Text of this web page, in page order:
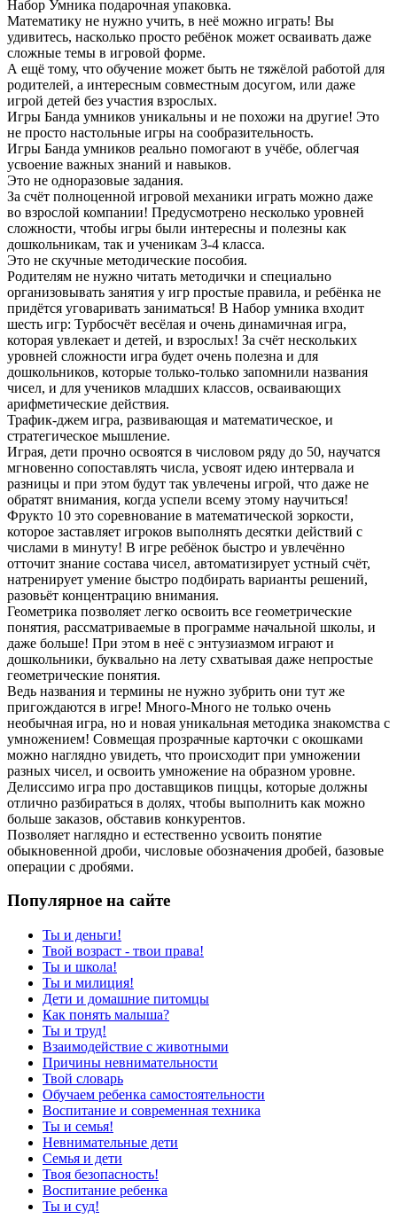
Набор Умника подарочная упаковка.
Математику не нужно учить, в неё можно играть! Вы
удивитесь, насколько просто ребёнок может осваивать даже
сложные темы в игровой форме.
А ещё тому, что обучение может быть не тяжёлой работой для
родителей, а интересным совместным досугом, или даже
игрой детей без участия взрослых.
Игры Банда умников уникальны и не похожи на другие! Это
не просто настольные игры на сообразительность.
Игры Банда умников реально помогают в учёбе, облегчая
усвоение важных знаний и навыков.
Это не одноразовые задания.
За счёт полноценной игровой механики играть можно даже
во взрослой компании! Предусмотрено несколько уровней
сложности, чтобы игры были интересны и полезны как
дошкольникам, так и ученикам 3-4 класса.
Это не скучные методические пособия.
Родителям не нужно читать методички и специально
организовывать занятия у игр простые правила, и ребёнка не
придётся уговаривать заниматься! В Набор умника входит
шесть игр: Турбосчёт весёлая и очень динамичная игра,
которая увлекает и детей, и взрослых! За счёт нескольких
уровней сложности игра будет очень полезна и для
дошкольников, которые только-только запомнили названия
чисел, и для учеников младших классов, осваивающих
арифметические действия.
Трафик-джем игра, развивающая и математическое, и
стратегическое мышление.
Играя, дети прочно освоятся в числовом ряду до 50, научатся
мгновенно сопоставлять числа, усвоят идею интервала и
разницы и при этом будут так увлечены игрой, что даже не
обратят внимания, когда успели всему этому научиться!
Фрукто 10 это соревнование в математической зоркости,
которое заставляет игроков выполнять десятки действий с
числами в минуту! В игре ребёнок быстро и увлечённо
отточит знание состава чисел, автоматизирует устный счёт,
натренирует умение быстро подбирать варианты решений,
разовьёт концентрацию внимания.
Геометрика позволяет легко освоить все геометрические
понятия, рассматриваемые в программе начальной школы, и
даже больше! При этом в неё с энтузиазмом играют и
дошкольники, буквально на лету схватывая даже непростые
геометрические понятия.
Ведь названия и термины не нужно зубрить они тут же
пригождаются в игре! Много-Много не только очень
необычная игра, но и новая уникальная методика знакомства с
умножением! Совмещая прозрачные карточки с окошками
можно наглядно увидеть, что происходит при умножении
разных чисел, и освоить умножение на образном уровне.
Делиссимо игра про доставщиков пиццы, которые должны
отлично разбираться в долях, чтобы выполнить как можно
больше заказов, обставив конкурентов.
Позволяет наглядно и естественно усвоить понятие
обыкновенной дроби, числовые обозначения дробей, базовые
операции с дробями.
Популярное на сайте
Ты и деньги!
Твой возраст - твои права!
Ты и школа!
Ты и милиция!
Дети и домашние питомцы
Как понять малыша?
Ты и труд!
Взаимодействие с животными
Причины невнимательности
Твой словарь
Обучаем ребенка самостоятельности
Воспитание и современная техника
Ты и семья!
Невнимательные дети
Семья и дети
Твоя безопасность!
Воспитание ребенка
Ты и суд!